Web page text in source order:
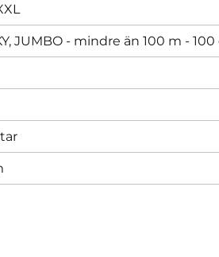
JUMBO - mindre än 100 m - 100